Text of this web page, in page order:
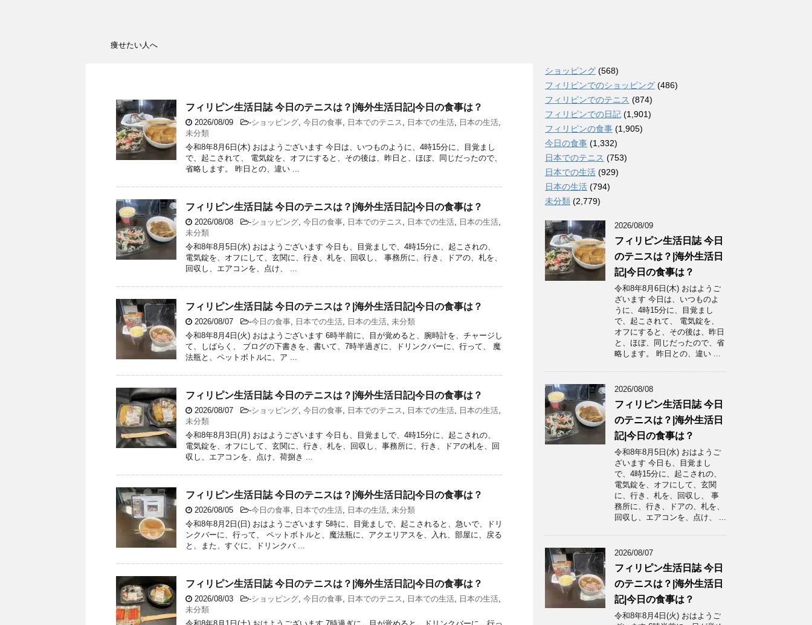
痩せたい人へ
フィリピン生活日誌 今日のテニスは？|海外生活日記|今日の食事は？
2026/08/09 -ショッピング 今日の食事 日本でのテニス 日本での生活 日本の生活
未分類
令和8年8月6日(木) おはようございます 今日は、いつものように、4時15分に、目覚まし
で、起こされて、 電気錠を、オフにすると、その後は、昨日と、ほぼ、同じだったので、
省略します。 昨日との、違い ...
フィリピン生活日誌 今日のテニスは？|海外生活日記|今日の食事は？
2026/08/08 -ショッピング 今日の食事 日本でのテニス 日本での生活 日本の生活
未分類
令和8年8月5日(水) おはようございます 今日も、目覚ましで、4時15分に、起こされの、
電気錠を、オフにして、玄関に、行き、札を、回収し、 事務所に、行き、ドアの、札を、
回収し、エアコンを、点け、 ...
フィリピン生活日誌 今日のテニスは？|海外生活日記|今日の食事は？
2026/08/07 -今日の食事 日本での生活 日本の生活 未分類
令和8年8月4日(火) おはようございます 6時半前に、目が覚めると、腕時計を、チャージし
て、しばらく、 ブログの下書きを、書いて、7時半過ぎに、ドリンクバーに、行って、 魔
法瓶と、ペットボトルに、ア ...
フィリピン生活日誌 今日のテニスは？|海外生活日記|今日の食事は？
2026/08/07 -ショッピング 今日の食事 日本でのテニス 日本での生活 日本の生活
未分類
令和8年8月3日(月) おはようございます 今日も、目覚ましで、4時15分に、起こされの、
電気錠を、オフにして、玄関に、行き、札を、回収し、事務所に、行き、ドアの札を、回
収し、エアコンを、点け、荷捌き ...
フィリピン生活日誌 今日のテニスは？|海外生活日記|今日の食事は？
2026/08/05 -今日の食事 日本での生活 日本の生活 未分類
令和8年8月2日(日) おはようございます 5時に、目覚ましで、起こされると、急いで、ドリ
ンクバーに、行って、 ペットボトルと、魔法瓶に、アクエリアスを、入れ、部屋に、戻る
と、また、すぐに、ドリンクバ ...
フィリピン生活日誌 今日のテニスは？|海外生活日記|今日の食事は？
2026/08/03 -ショッピング 今日の食事 日本でのテニス 日本での生活 日本の生活
未分類
ショッピング (568)
フィリピンでのショッピング (486)
フィリピンでのテニス (874)
フィリピンでの日記 (1,901)
フィリピンの食事 (1,905)
今日の食事 (1,332)
日本でのテニス (753)
日本での生活 (929)
日本の生活 (794)
未分類 (2,779)
2026/08/09
フィリピン生活日誌 今日
のテニスは？|海外生活日
記|今日の食事は？
令和8年8月6日(木) おはようご
ざいます 今日は、いつものよ
うに、4時15分に、目覚まし
で、起こされて、 電気錠を、
オフにすると、その後は、昨日
と、ほぼ、同じだったので、省
略します。 昨日との、違い ...
2026/08/08
フィリピン生活日誌 今日
のテニスは？|海外生活日
記|今日の食事は？
令和8年8月5日(水) おはようご
ざいます 今日も、目覚まし
で、4時15分に、起こされの、
電気錠を、オフにして、玄関
に、行き、札を、回収し、 事
務所に、行き、ドアの、札を、
回収し、エアコンを、点け、 ...
2026/08/07
フィリピン生活日誌 今日
のテニスは？|海外生活日
記|今日の食事は？
令和8年8月4日(火) おはようご